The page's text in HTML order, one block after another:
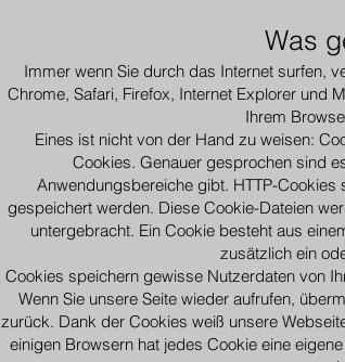
Was
Immer wenn Sie durch das Internet surfen,
Chrome, Safari, Firefox, Internet Explorer und
Ihrem
Eines ist nicht von der Hand zu weisen:
Cookies. Genauer gesprochen sind
Anwendungsbereiche gibt. HTTP-
gespeichert werden. Diese Cookie-Dateien
untergebracht. Ein Cookie besteht aus
zusätzlich ein
Cookies speichern gewisse Nutzerdaten von
Wenn Sie unsere Seite wieder aufrufen,
zurück. Dank der Cookies weiß unsere
einigen Browsern hat jedes Cookie eine